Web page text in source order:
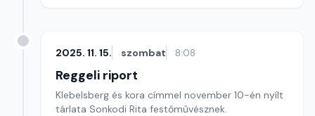
2025. 11. 15. szombat 8:08
Reggeli riport
Klebelsberg és kora címmel november 10-én nyílt
tárlata Sonkodi Rita festőművésznek.